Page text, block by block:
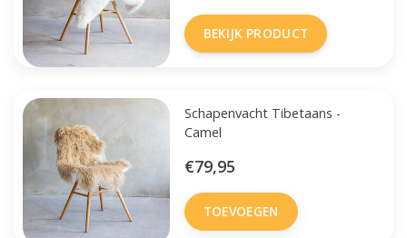
BEKIJK PRODUCT
Schapenvacht Tibetaans -
Camel
€79,95
TOEVOEGEN